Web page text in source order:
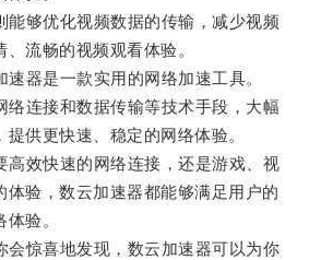
够优化视频数据的传输，减少视频
流畅的视频观看体验。
器是一款实用的网络加速工具。
连接和数据传输等技术手段，大幅
供更快速、稳定的网络体验。
效快速的网络连接，还是游戏、视
体验，数云加速器都能够满足用户的
验。
惊喜地发现，数云加速器可以为你